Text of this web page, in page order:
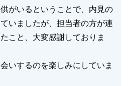
がいるということで、内見の
いましたが、担当者の方が連
こと、大変感謝しておりま
いするのを楽しみにしていま